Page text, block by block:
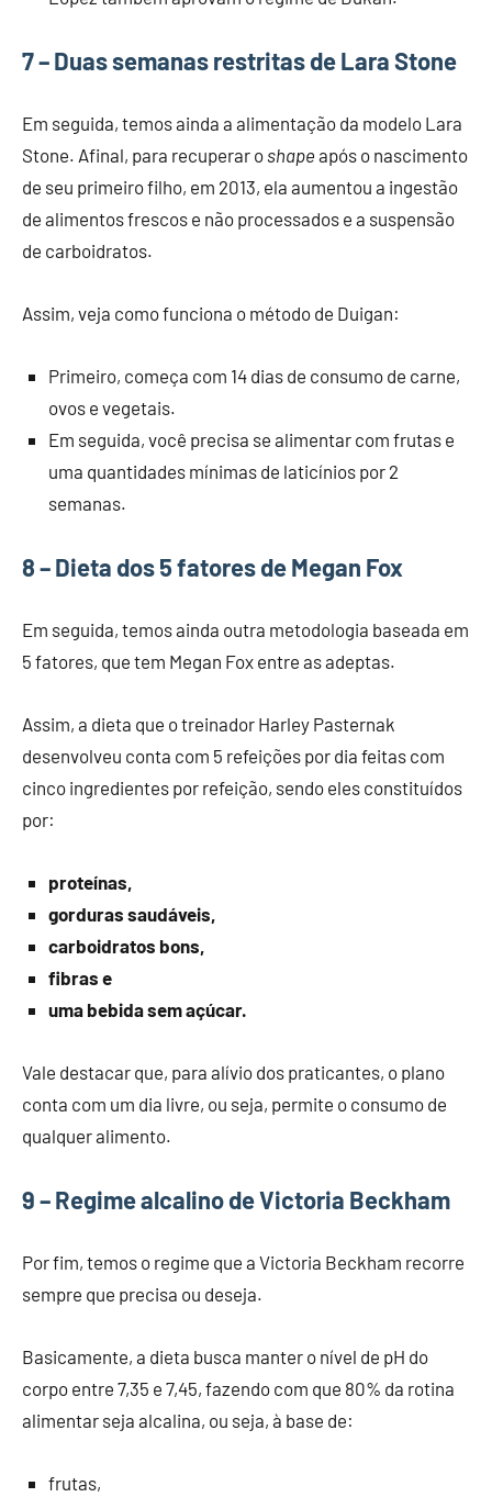
7 – Duas semanas restritas de Lara Stone
Em seguida, temos ainda a alimentação da modelo Lara
Stone. Afinal, para recuperar o shape após o nascimento
de seu primeiro filho, em 2013, ela aumentou a ingestão
de alimentos frescos e não processados e a suspensão
de carboidratos.
Assim, veja como funciona o método de Duigan:
Primeiro, começa com 14 dias de consumo de carne,
ovos e vegetais.
Em seguida, você precisa se alimentar com frutas e
uma quantidades mínimas de laticínios por 2
semanas.
8 – Dieta dos 5 fatores de Megan Fox
Em seguida, temos ainda outra metodologia baseada em
5 fatores, que tem Megan Fox entre as adeptas.
Assim, a dieta que o treinador Harley Pasternak
desenvolveu conta com 5 refeições por dia feitas com
cinco ingredientes por refeição, sendo eles constituídos
por:
proteínas,
gorduras saudáveis,
carboidratos bons,
fibras e
uma bebida sem açúcar.
Vale destacar que, para alívio dos praticantes, o plano
conta com um dia livre, ou seja, permite o consumo de
qualquer alimento.
9 – Regime alcalino de Victoria Beckham
Por fim, temos o regime que a Victoria Beckham recorre
sempre que precisa ou deseja.
Basicamente, a dieta busca manter o nível de pH do
corpo entre 7,35 e 7,45, fazendo com que 80% da rotina
alimentar seja alcalina, ou seja, à base de:
frutas,